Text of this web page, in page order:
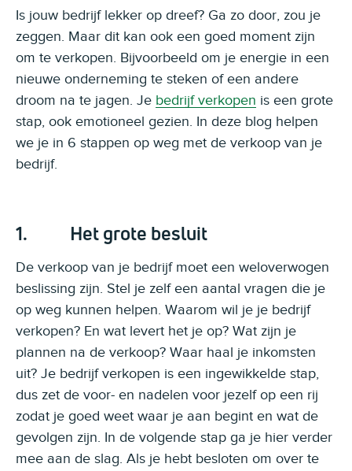
Is jouw bedrijf lekker op dreef? Ga zo door, zou je
zeggen. Maar dit kan ook een goed moment zijn
om te verkopen. Bijvoorbeeld om je energie in een
nieuwe onderneming te steken of een andere
droom na te jagen. Je bedrijf verkopen is een grote
stap, ook emotioneel gezien. In deze blog helpen
we je in 6 stappen op weg met de verkoop van je
bedrijf.
1. Het grote besluit
De verkoop van je bedrijf moet een weloverwogen
beslissing zijn. Stel je zelf een aantal vragen die je
op weg kunnen helpen. Waarom wil je je bedrijf
verkopen? En wat levert het je op? Wat zijn je
plannen na de verkoop? Waar haal je inkomsten
uit? Je bedrijf verkopen is een ingewikkelde stap,
dus zet de voor- en nadelen voor jezelf op een rij
zodat je goed weet waar je aan begint en wat de
gevolgen zijn. In de volgende stap ga je hier verder
mee aan de slag. Als je hebt besloten om over te